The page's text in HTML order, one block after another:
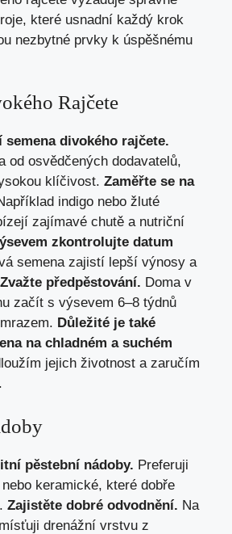
které usnadní každý krok
nezbytné prvky k úspěšnému
Rajčete
divokého rajčete.
od osvědčených dodavatelů,
klíčivost. Zaměřte se na
indigo nebo žluté
zajímavé chutě a nutriční
zkontrolujte datum
semena zajistí lepší výnosy a
Zvažte předpěstování. Doma v
začít s výsevem 6–8 týdnů
Důležité je také
na chladném a suchém
jejich životnost a zaručím
pěstební nádoby. Preferuji
keramické, které dobře
Zajistěte dobré odvodnění. Na
drenážní vrstvu z